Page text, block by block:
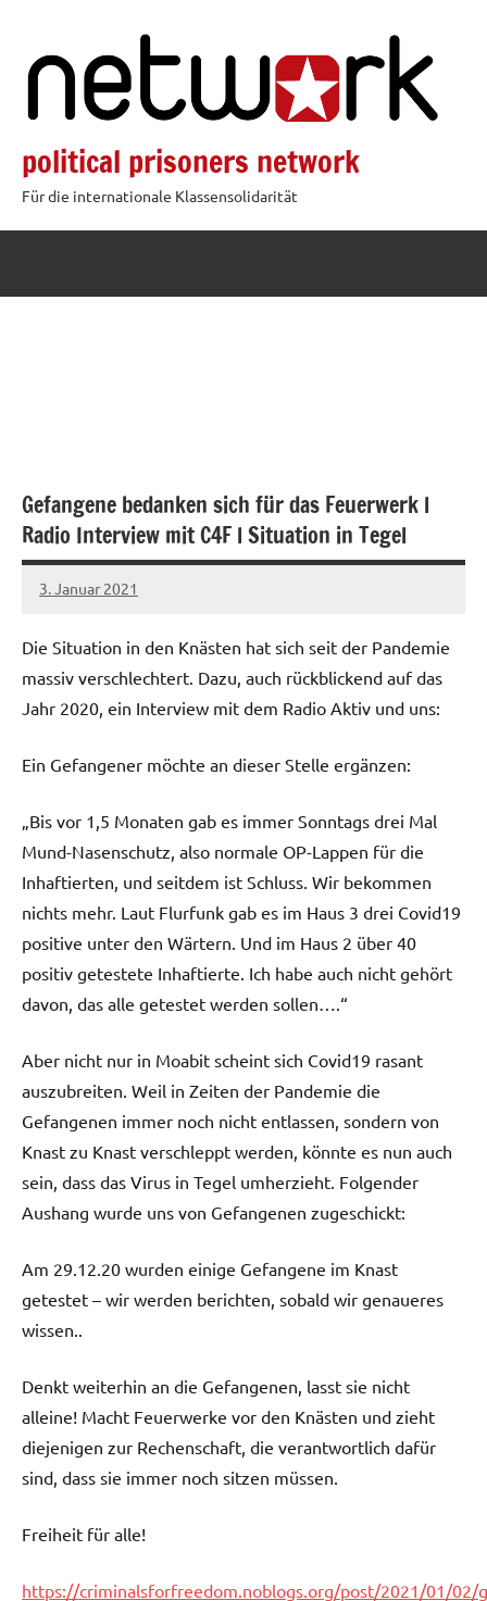
springen
political prisoners network
Für die internationale Klassensolidarität
Gefangene bedanken sich für das Feuerwerk l
Radio Interview mit C4F l Situation in Tegel
3. Januar 2021
network
Die Situation in den Knästen hat sich seit der Pandemie
massiv verschlechtert. Dazu, auch rückblickend auf das
Jahr 2020, ein Interview mit dem Radio Aktiv und uns:
Ein Gefangener möchte an dieser Stelle ergänzen:
„Bis vor 1,5 Monaten gab es immer Sonntags drei Mal
Mund-Nasenschutz, also normale OP-Lappen für die
Inhaftierten, und seitdem ist Schluss. Wir bekommen
nichts mehr. Laut Flurfunk gab es im Haus 3 drei Covid19
positive unter den Wärtern. Und im Haus 2 über 40
positiv getestete Inhaftierte. Ich habe auch nicht gehört
davon, das alle getestet werden sollen….“
Aber nicht nur in Moabit scheint sich Covid19 rasant
auszubreiten. Weil in Zeiten der Pandemie die
Gefangenen immer noch nicht entlassen, sondern von
Knast zu Knast verschleppt werden, könnte es nun auch
sein, dass das Virus in Tegel umherzieht. Folgender
Aushang wurde uns von Gefangenen zugeschickt:
Am 29.12.20 wurden einige Gefangene im Knast
getestet – wir werden berichten, sobald wir genaueres
wissen..
Denkt weiterhin an die Gefangenen, lasst sie nicht
alleine! Macht Feuerwerke vor den Knästen und zieht
diejenigen zur Rechenschaft, die verantwortlich dafür
sind, dass sie immer noch sitzen müssen.
Freiheit für alle!
https://criminalsforfreedom.noblogs.org/post/2021/01/02/